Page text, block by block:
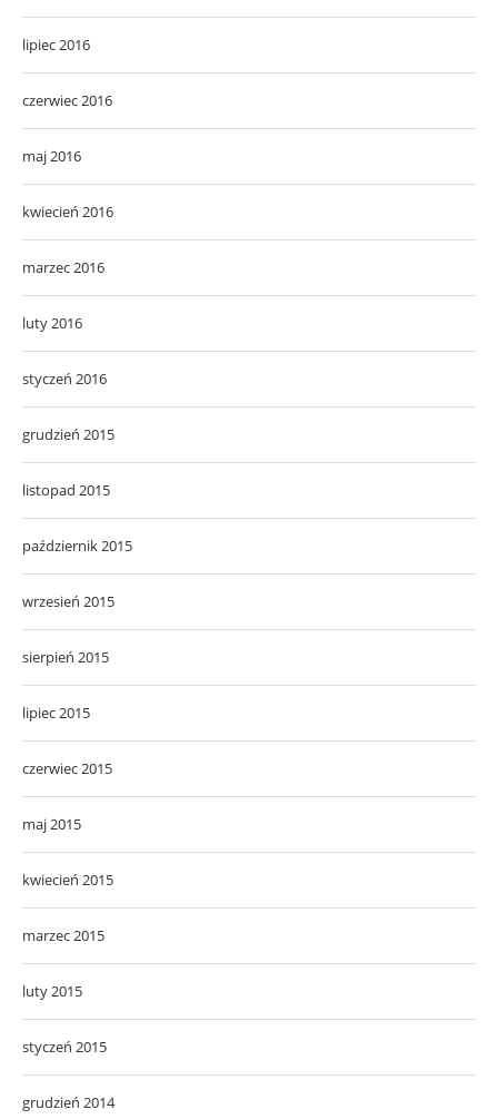
lipiec 2016
czerwiec 2016
maj 2016
kwiecień 2016
marzec 2016
luty 2016
styczeń 2016
grudzień 2015
listopad 2015
październik 2015
wrzesień 2015
sierpień 2015
lipiec 2015
czerwiec 2015
maj 2015
kwiecień 2015
marzec 2015
luty 2015
styczeń 2015
grudzień 2014